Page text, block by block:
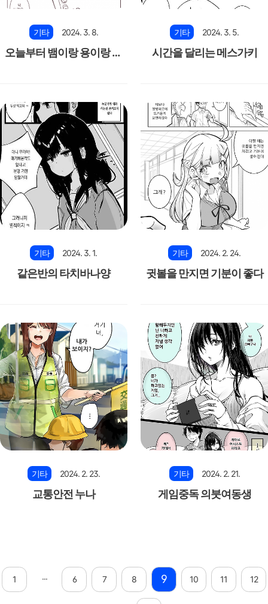
기타 2024. 3. 8.
오늘부터 뱀이랑 용이랑 삽
기타 2024. 3. 5.
시간을 달리는 메스가키
기타 2024. 3. 1.
같은반의 타치바나양
기타 2024. 2. 24.
귓볼을 만지면 기분이 좋다
기타 2024. 2. 23.
교통안전 누나
기타 2024. 2. 21.
게임중독 의붓여동생
1 ··· 6 7 8 9 10 11 12